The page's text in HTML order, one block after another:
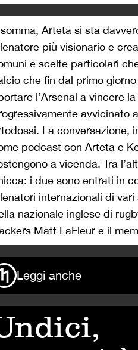
Arteta si sta
più visionario e
e scelte particolari
che fin dal primo
l’Arsenal a vincere
avvicinato
La conversazione,
podcast con Arteta e
a vicenda. Tra
i due sono entrati in
internazionali di
nazionale inglese di
Matt LaFleur e il
Leggi anche